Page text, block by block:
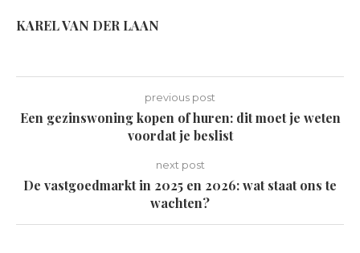
KAREL VAN DER LAAN
previous post
Een gezinswoning kopen of huren: dit moet je weten
voordat je beslist
next post
De vastgoedmarkt in 2025 en 2026: wat staat ons te
wachten?